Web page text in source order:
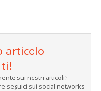
articolo
sui nostri articoli?
seguici sui social networks